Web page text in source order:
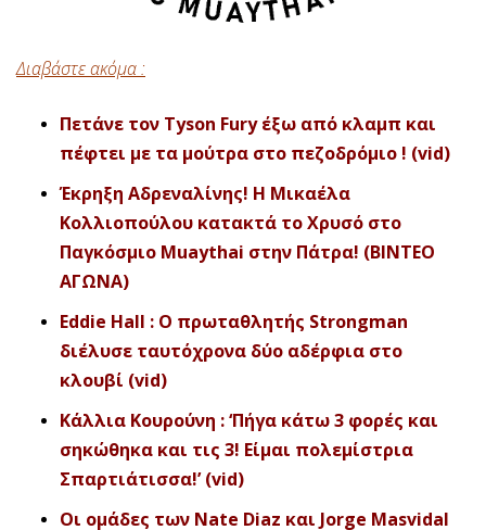
Διαβάστε ακόμα :
Πετάνε τον Tyson Fury έξω από κλαμπ και
πέφτει με τα μούτρα στο πεζοδρόμιο ! (vid)
Έκρηξη Αδρεναλίνης! H Μικαέλα
Κολλιοπούλου κατακτά το Χρυσό στο
Παγκόσμιο Muaythai στην Πάτρα! (ΒΙΝΤΕΟ
ΑΓΩΝΑ)
Eddie Hall : O πρωταθλητής Strongman
διέλυσε ταυτόχρονα δύο αδέρφια στο
κλουβί (vid)
Κάλλια Κουρούνη : ‘Πήγα κάτω 3 φορές και
σηκώθηκα και τις 3! Είμαι πολεμίστρια
Σπαρτιάτισσα!’ (vid)
Οι ομάδες των Nate Diaz και Jorge Masvidal